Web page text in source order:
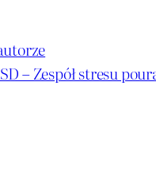
– Zespół stresu